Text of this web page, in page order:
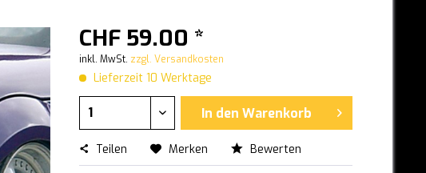
CHF 59.00 *
inkl. MwSt. zzgl. Versandkosten
Lieferzeit 10 Werktage
In den Warenkorb
Teilen Merken Bewerten